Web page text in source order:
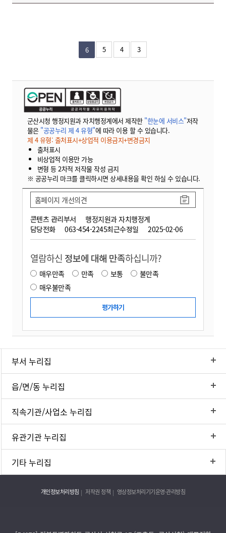
6 5 4 3
군산시청 행정지원과 자치행정계에서 제작한 "한눈에 서비스"저작
물은 "공공누리 제 4 유형"에 따라 이용 할 수 있습니다.
제 4 유형: 출처표시+상업적 이용금지+변경금지
출처표시
비상업적 이용만 가능
변형 등 2차적 저작물 작성 금지
※ 공공누리 마크를 클릭하시면 상세내용을 확인 하실 수 있습니다.
콘텐츠 관리부서
행정지원과 자치행정계
담당전화
063-454-2245최근수정일 2025-02-06
홈페이지 개선의견
열람하신 정보에 대해 만족하십니까?
매우만족 만족 보통
불만족
매우불만족
부서 누리집
읍/면/동 누리집
직속기관/사업소 누리집
유관기관 누리집
기타 누리집
개인정보처리방침 저작권 정책 영상정보처리기기운영·관리방침